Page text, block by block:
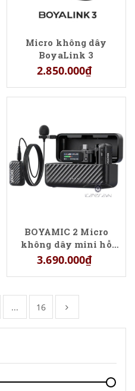
Micro không dây
BoyaLink 3
2.850.000₫
BOYAMIC 2 Micro
không dây mini hỗ
trợ AI
3.690.000₫
... 16